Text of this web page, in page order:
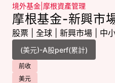
境外基金 摩根資產管理
摩根基金-新興市
股票 全球 新興市場 中
前收
美元